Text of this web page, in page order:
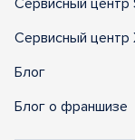
Сервисный центр
Сервисный центр
Блог
Блог о франшизе